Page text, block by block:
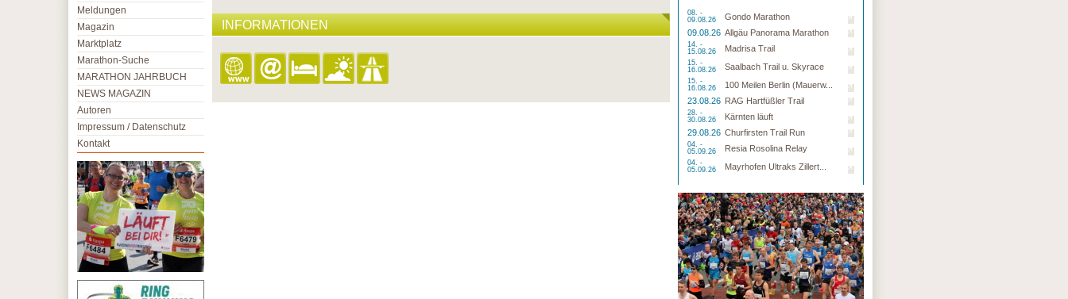
INFORMATIONEN
08. -
09.08.26
Gondo Marathon
09.08.26 Allgäu Panorama Marathon
14. -
15.08.26
Madrisa Trail
15. -
16.08.26
Saalbach Trail u. Skyrace
15. -
16.08.26
100 Meilen Berlin (Mauerw...
23.08.26 RAG Hartfüßler Trail
28. -
30.08.26
Kärnten läuft
29.08.26 Churfirsten Trail Run
04. -
05.09.26
Resia Rosolina Relay
04. -
05.09.26
Mayrhofen Ultraks Zillert...
Meldungen
Magazin
Marktplatz
Marathon-Suche
MARATHON JAHRBUCH
NEWS MAGAZIN
Autoren
Impressum / Datenschutz
Kontakt